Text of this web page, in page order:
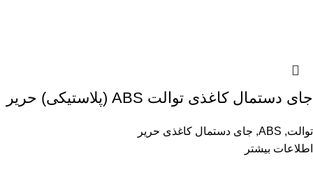
جای دستمال کاغذی توالت ABS (پلاستیکی) حریر
توالت,
ABS
, جای دستمال کاغذی حریر
اطلاعات بیشتر